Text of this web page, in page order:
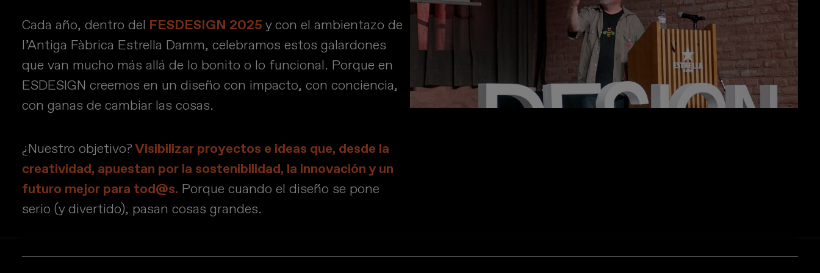
Cada año, dentro del FESDESIGN 2025 y con el ambientazo de
l’Antiga Fàbrica Estrella Damm, celebramos estos galardones
que van mucho más allá de lo bonito o lo funcional. Porque en
ESDESIGN creemos en un diseño con impacto, con conciencia,
con ganas de cambiar las cosas.
¿Nuestro objetivo?Visibilizar proyectos e ideas que, desde la
creatividad, apuestan por la sostenibilidad, la innovación y un
futuro mejor para tod@s. Porque cuando el diseño se pone
serio (y divertido), pasan cosas grandes.